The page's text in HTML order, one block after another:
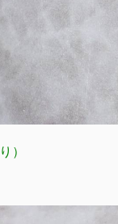
）